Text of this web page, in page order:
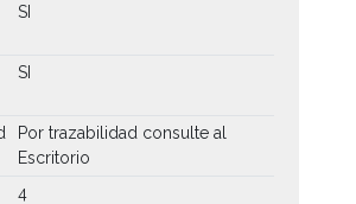
SI
SI
Por trazabilidad consulte al
Escritorio
4